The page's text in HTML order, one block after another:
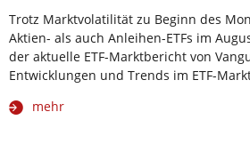
Trotz Marktvolatilität zu Beginn des
Aktien- als auch Anleihen-ETFs im
der aktuelle ETF-Marktbericht von
Entwicklungen und Trends im ETF-
mehr